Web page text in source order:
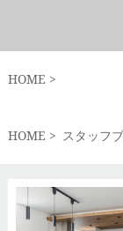
HOME
HOME スタッフ